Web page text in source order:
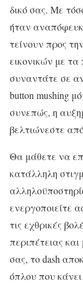
δικό σας. Με
ήταν
τείνουν προς
εικονικών με
συναντάτε σε
button mushing
συνεπώς, η
βελτιώνεστε
Θα μάθετε να
κατάλληλη
ενεργοποιείτε
τις εχθρικές
περιπέτειας
σας, το dash
όπλου που